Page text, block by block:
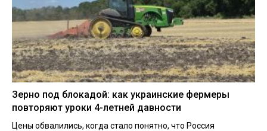
Зерно под блокадой: как украинские фермеры
повторяют уроки 4-летней давности
Цены обвалились, когда стало понятно, что Россия